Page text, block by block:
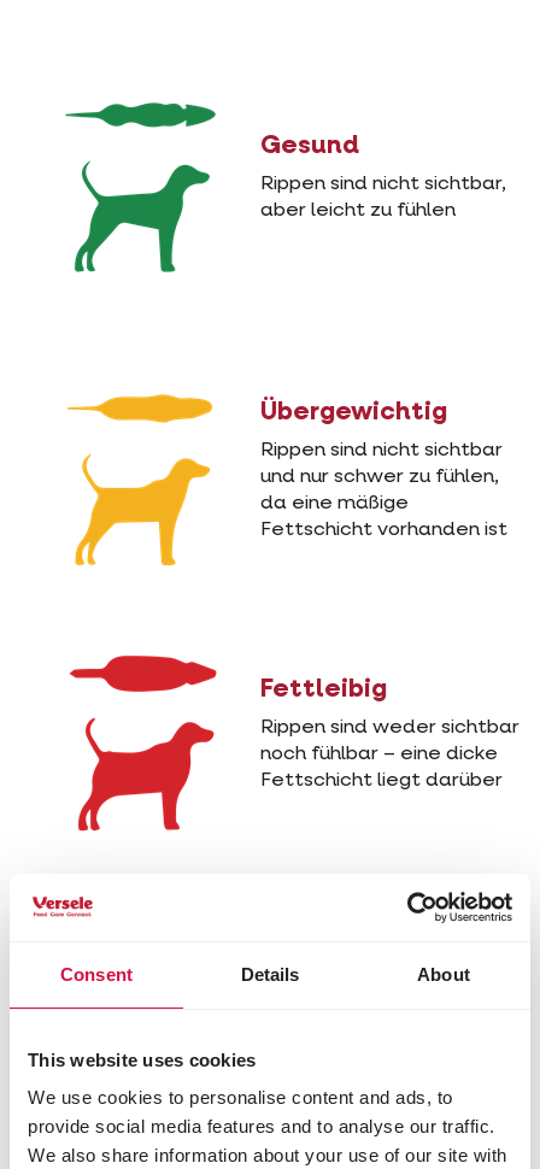
Consent Details About
This website uses cookies
We use cookies to personalise content and ads, to
provide social media features and to analyse our traffic.
We also share information about your use of our site with
Gesund
Rippen sind nicht sichtbar,
aber leicht zu fühlen
Übergewichtig
Rippen sind nicht sichtbar
und nur schwer zu fühlen,
da eine mäßige
Fettschicht vorhanden ist
Fettleibig
Rippen sind weder sichtbar
noch fühlbar – eine dicke
Fettschicht liegt darüber
Warum Opti Life wählen?